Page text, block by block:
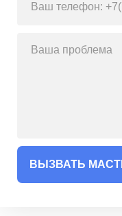
ВЫЗВАТЬ